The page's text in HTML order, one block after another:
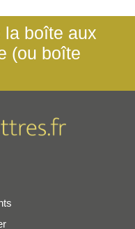
la boîte aux
(ou boîte